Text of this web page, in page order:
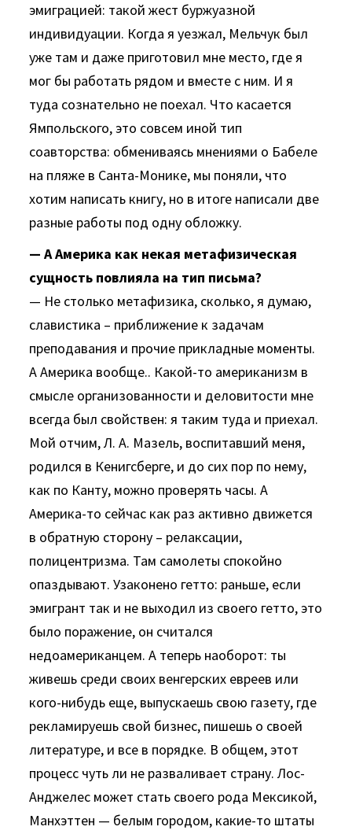
эмиграцией: такой жест буржуазной
индивидуации. Когда я уезжал, Мельчук был
уже там и даже приготовил мне место, где я
мог бы работать рядом и вместе с ним. И я
туда сознательно не поехал. Что касается
Ямпольского, это совсем иной тип
соавторства: обмениваясь мнениями о Бабеле
на пляже в Санта-Монике, мы поняли, что
хотим написать книгу, но в итоге написали две
разные работы под одну обложку.
— А Америка как некая метафизическая
сущность повлияла на тип письма?
— Не столько метафизика, сколько, я думаю,
славистика – приближение к задачам
преподавания и прочие прикладные моменты.
А Америка вообще.. Какой-то американизм в
смысле организованности и деловитости мне
всегда был свойствен: я таким туда и приехал.
Мой отчим, Л. А. Мазель, воспитавший меня,
родился в Кенигсберге, и до сих пор по нему,
как по Канту, можно проверять часы. А
Америка-то сейчас как раз активно движется
в обратную сторону – релаксации,
полицентризма. Там самолеты спокойно
опаздывают. Узаконено гетто: раньше, если
эмигрант так и не выходил из своего гетто, это
было поражение, он считался
недоамериканцем. А теперь наоборот: ты
живешь среди своих венгерских евреев или
кого-нибудь еще, выпускаешь свою газету, где
рекламируешь свой бизнес, пишешь о своей
литературе, и все в порядке. В общем, этот
процесс чуть ли не разваливает страну. Лос-
Анджелес может стать своего рода Мексикой,
Манхэттен — белым городом, какие-то штаты